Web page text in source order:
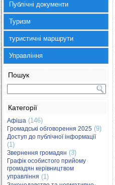
Публічні документи
Туризм
туристичні маршрути
Управління
Пошук
Категорії
Афіша (146)
Громадські обговорення 2025 (9)
Доступ до публічної інформації
(1)
Звернення громадян (3)
Графік особистого прийому
громадян керівництвом
управління (1)